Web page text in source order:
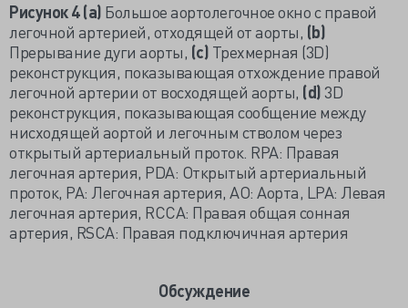
Рисунок 4 (а) Большое аортолегочное окно с правой
легочной артерией, отходящей от аорты, (b)
Прерывание дуги аорты, (c) Трехмерная (3D)
реконструкция, показывающая отхождение правой
легочной артерии от восходящей аорты, (d) 3D
реконструкция, показывающая сообщение между
нисходящей аортой и легочным стволом через
открытый артериальный проток. RPA: Правая
легочная артерия, PDA: Открытый артериальный
проток, PA: Легочная артерия, АО: Аорта, LPA: Левая
легочная артерия, RCCA: Правая общая сонная
артерия, RSCA: Правая подключичная артерия
Обсуждение